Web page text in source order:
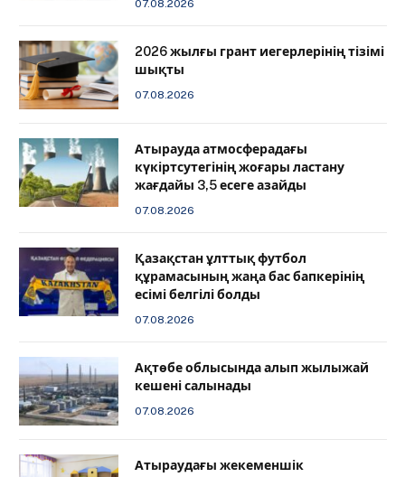
07.08.2026
2026 жылғы грант иегерлерінің тізімі
шықты
07.08.2026
Атырауда атмосферадағы
күкіртсутегінің жоғары ластану
жағдайы 3,5 есеге азайды
07.08.2026
Қазақстан ұлттық футбол
құрамасының жаңа бас бапкерінің
есімі белгілі болды
07.08.2026
Ақтөбе облысында алып жылыжай
кешені салынады
07.08.2026
Атыраудағы жекеменшік